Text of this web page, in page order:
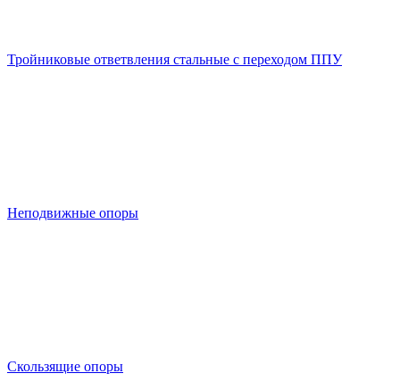
Тройниковые ответвления стальные с переходом ППУ
Неподвижные опоры
Скользящие опоры